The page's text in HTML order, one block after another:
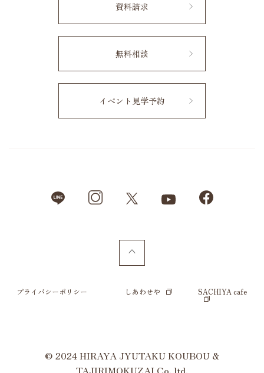
資料請求
無料相談
イベント見学予約
プライバシーポリシー しあわせや SACHIYA cafe
© 2024 HIRAYA JYUTAKU KOUBOU &
TAJIRIMOKUZAI Co.,ltd.